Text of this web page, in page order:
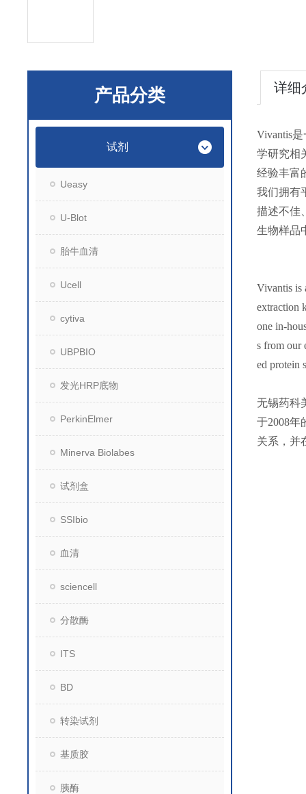
产品分类
试剂
Ueasy
U-Blot
胎牛血清
Ucell
cytiva
UBPBIO
发光HRP底物
PerkinElmer
Minerva Biolabes
试剂盒
SSIbio
血清
sciencell
分散酶
ITS
BD
转染试剂
基质胶
胰酶
详细
Vivantis
学研究相
经验丰富
我们拥有
描述不佳
生物样品
Vivantis is
extraction
one in-
s from our
ed protein
无锡药科
于2008年
关系，并